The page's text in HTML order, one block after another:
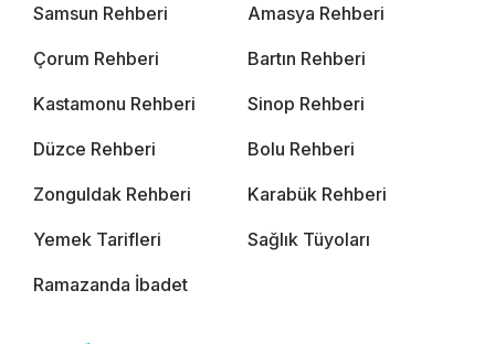
Samsun Rehberi Amasya Rehberi
Çorum Rehberi Bartın Rehberi
Kastamonu Rehberi Sinop Rehberi
Düzce Rehberi Bolu Rehberi
Zonguldak Rehberi Karabük Rehberi
Yemek Tarifleri Sağlık Tüyoları
Ramazanda İbadet